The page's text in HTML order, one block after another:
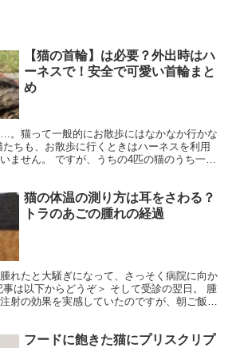
【猫の首輪】は必要？外出時はハ
ーネスで！安全で可愛い首輪まと
め
。猫って一般的にお散歩にはなかなか行かな
ちも、お散歩に行くときはハーネスを利用
ません。 ですが、うちの4匹の猫のうち一匹
猫の体温の測り方は耳をさわる？
トラのあごの腫れの経過
れたと大騒ぎになって、さっそく病院に向か
は以下からどうぞ＞ そして受診の翌日。 腫
射の効果を実感していたのですが、朝ご飯の
フードに飽きた猫にプリスクリプ